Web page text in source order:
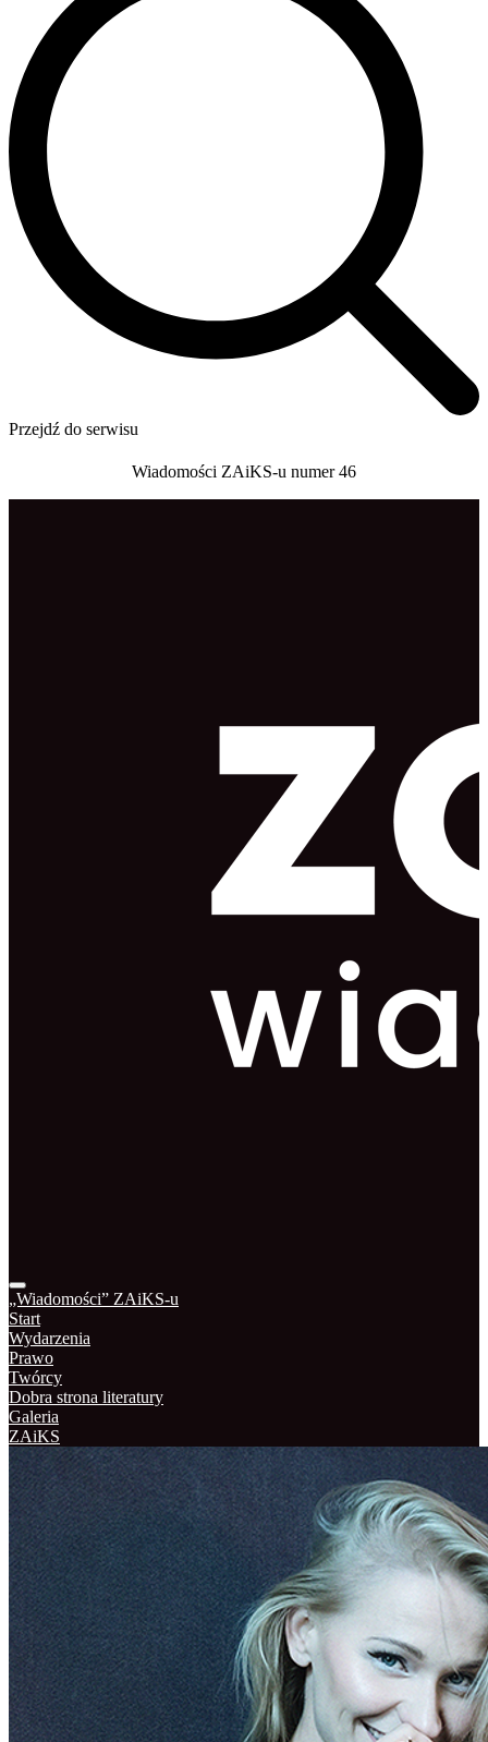
Przejdź do serwisu
Wiadomości ZAiKS-u numer 46
„Wiadomości” ZAiKS-u
Start
Wydarzenia
Prawo
Twórcy
Dobra strona literatury
Galeria
ZAiKS